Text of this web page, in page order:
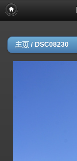
主页 / DSC08230